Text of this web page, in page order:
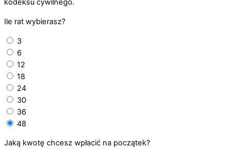
kodeksu cywilnego.
Ile rat wybierasz?
3
6
12
18
24
30
36
48
Jaką kwotę chcesz wpłacić na początek?